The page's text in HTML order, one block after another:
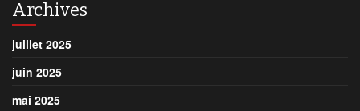
Archives
juillet 2025
juin 2025
mai 2025